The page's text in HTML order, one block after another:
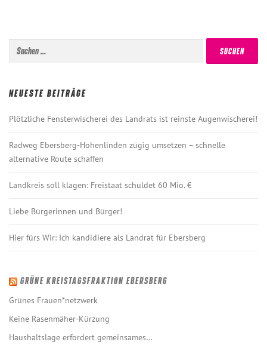
nach:
NEUESTE BEITRÄGE
Plötzliche Fensterwischerei des Landrats ist reinste Augenwischerei!
Radweg Ebersberg-Hohenlinden zügig umsetzen – schnelle
alternative Route schaffen
Landkreis soll klagen: Freistaat schuldet 60 Mio. €
Liebe Bürgerinnen und Bürger!
Hier fürs Wir: Ich kandidiere als Landrat für Ebersberg
GRÜNE KREISTAGSFRAKTION EBERSBERG
Grünes Frauen*netzwerk
Keine Rasenmäher-Kürzung
Haushaltslage erfordert gemeinsames…